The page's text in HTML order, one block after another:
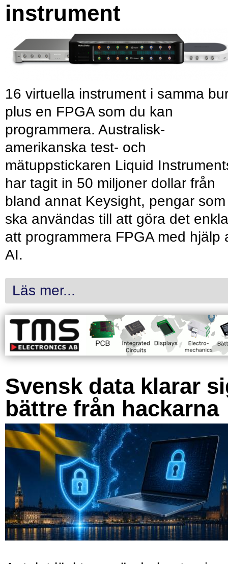
instrument
16 virtuella instrument i samma
plus en FPGA som du kan
programmera. Australisk-
amerikanska test- och
mätuppstickaren Liquid
har tagit in 50 miljoner dollar från
bland annat Keysight, pengar som
ska användas till att göra det
att programmera FPGA med hjälp
AI.
Läs mer...
Svensk data klarar
bättre från hackarna